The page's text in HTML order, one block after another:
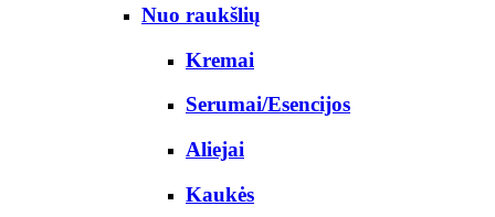
Nuo raukšlių
Kremai
Serumai/Esencijos
Aliejai
Kaukės